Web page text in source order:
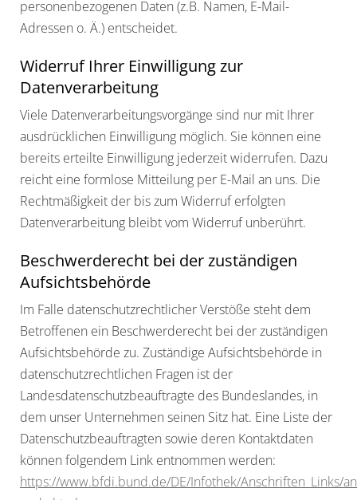
personenbezogenen Daten (z.B. Namen, E-Mail-
Adressen o. Ä.) entscheidet.
Widerruf Ihrer Einwilligung zur
Datenverarbeitung
Viele Datenverarbeitungsvorgänge sind nur mit Ihrer
ausdrücklichen Einwilligung möglich. Sie können eine
bereits erteilte Einwilligung jederzeit widerrufen. Dazu
reicht eine formlose Mitteilung per E-Mail an uns. Die
Rechtmäßigkeit der bis zum Widerruf erfolgten
Datenverarbeitung bleibt vom Widerruf unberührt.
Beschwerderecht bei der zuständigen
Aufsichtsbehörde
Im Falle datenschutzrechtlicher Verstöße steht dem
Betroffenen ein Beschwerderecht bei der zuständigen
Aufsichtsbehörde zu. Zuständige Aufsichtsbehörde in
datenschutzrechtlichen Fragen ist der
Landesdatenschutzbeauftragte des Bundeslandes, in
dem unser Unternehmen seinen Sitz hat. Eine Liste der
Datenschutzbeauftragten sowie deren Kontaktdaten
können folgendem Link entnommen werden:
https://www.bfdi.bund.de/DE/Infothek/Anschriften_Links/